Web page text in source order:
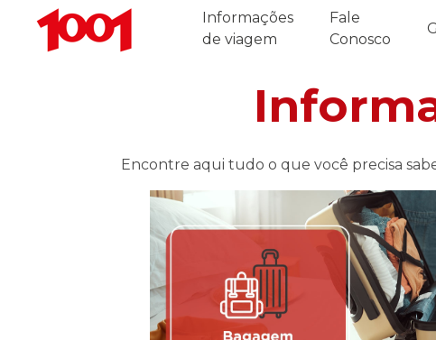
Informações
de viagem
Fale
Conosco
Encontre aqui tudo o que você precisa